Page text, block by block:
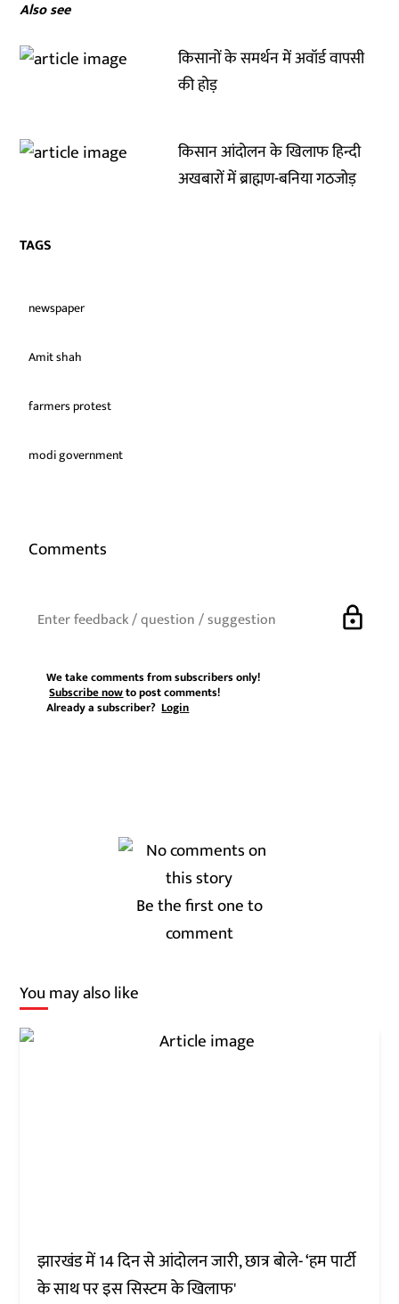
Also see
किसानों के समर्थन में अवॉर्ड वापसी
की होड़
किसान आंदोलन के खिलाफ हिन्दी
अखबारों में ब्राह्मण-बनिया गठजोड़
TAGS
newspaper
Amit shah
farmers protest
modi government
Comments
lock
We take comments from subscribers only!
Subscribe nowto post comments!
Already a subscriber?Login
Be the first one to
comment
You may also like
झारखंड में 14 दिन से आंदोलन जारी, छात्र बोले- ‘हम पार्टी
के साथ पर इस सिस्टम के खिलाफ'